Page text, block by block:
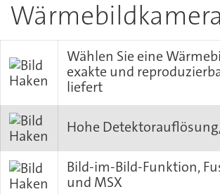
Wählen Sie eine
exakte und
liefert
Hohe
Bild-im-Bild-Funktion,
und MSX